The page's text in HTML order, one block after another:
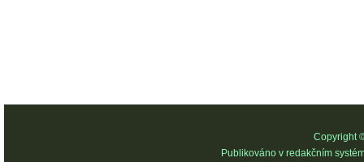
Copyright
Publikováno v redakčním